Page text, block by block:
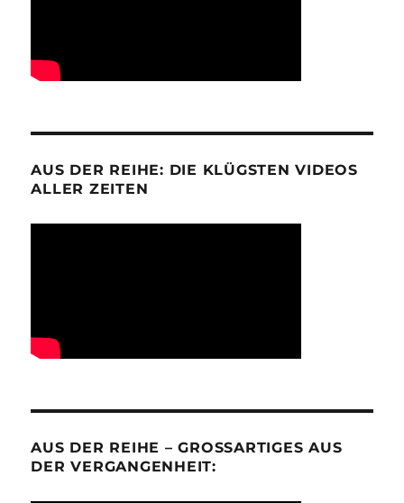
AUS DER REIHE: DIE KLÜGSTEN VIDEOS
ALLER ZEITEN
AUS DER REIHE – GROSSARTIGES AUS D
ER VERGANGENHEIT: